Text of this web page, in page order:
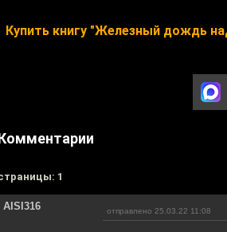
Купить книгу "Железный дождь
1
AISI316 отправлено 25.03.22 11:08